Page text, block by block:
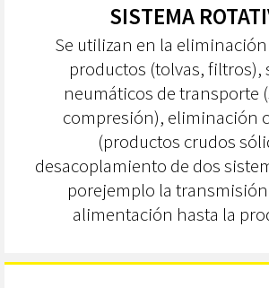
SISTEMA
Se utilizan en la
productos (tolvas, filtros),
neumáticos de transporte
compresión), eliminación
(productos crudos
desacoplamiento de dos
porejemplo la
alimentación hasta la